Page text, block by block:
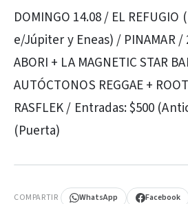
DOMINGO 14.08 / EL REFUGIO
e/Júpiter y Eneas) / PINAMAR /
ABORI + LA MAGNETIC STAR
AUTÓCTONOS REGGAE +
RASFLEK / Entradas: $500
(Puerta)
COMPARTIR WhatsApp Facebook